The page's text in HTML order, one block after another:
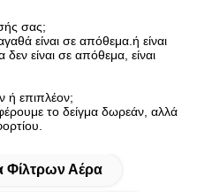
σας;
είναι σε απόθεμα.ή είναι
είναι σε απόθεμα, είναι
ή επιπλέον;
το δείγμα δωρεάν, αλλά
Αέρα